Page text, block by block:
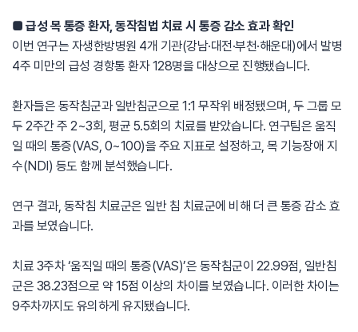
■ 급성 목 통증 환자, 동작침법 치료 시 통증 감소 효과 확인
이번 연구는 자생한방병원 4개 기관(강남·대전·부천·해운대)에서 발병
4주 미만의 급성 경항통 환자 128명을 대상으로 진행됐습니다.
환자들은 동작침군과 일반침군으로 1:1 무작위 배정됐으며, 두 그룹 모
두 2주간 주 2~3회, 평균 5.5회의 치료를 받았습니다. 연구팀은 움직
일 때의 통증(VAS, 0~100)을 주요 지표로 설정하고, 목 기능장애 지
수(NDI) 등도 함께 분석했습니다.
연구 결과, 동작침 치료군은 일반 침 치료군에 비해 더 큰 통증 감소 효
과를 보였습니다.
치료 3주차 ‘움직일 때의 통증(VAS)’은 동작침군이 22.99점, 일반침
군은 38.23점으로 약 15점 이상의 차이를 보였습니다. 이러한 차이는
9주차까지도 유의하게 유지됐습니다.